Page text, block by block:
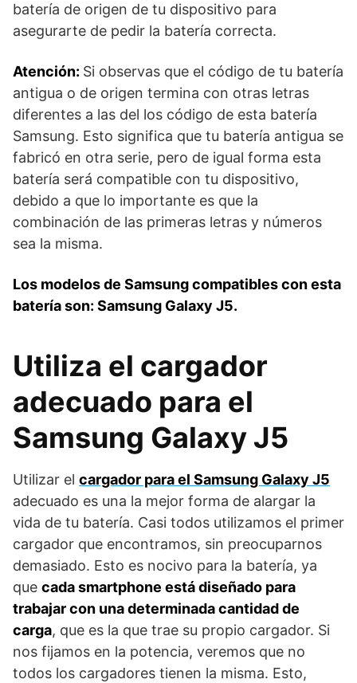
batería de origen de tu dispositivo para
asegurarte de pedir la batería correcta.
Atención: Si observas que el código de tu batería
antigua o de origen termina con otras letras
diferentes a las del los código de esta batería
Samsung. Esto significa que tu batería antigua se
fabricó en otra serie, pero de igual forma esta
batería será compatible con tu dispositivo,
debido a que lo importante es que la
combinación de las primeras letras y números
sea la misma.
Los modelos de Samsung compatibles con esta
batería son: Samsung Galaxy J5.
Utiliza el cargador
adecuado para el
Samsung Galaxy J5
Utilizar el cargador para el Samsung Galaxy J5
adecuado es una la mejor forma de alargar la
vida de tu batería. Casi todos utilizamos el primer
cargador que encontramos, sin preocuparnos
demasiado. Esto es nocivo para la batería, ya
que cada smartphone está diseñado para
trabajar con una determinada cantidad de
carga, que es la que trae su propio cargador. Si
nos fijamos en la potencia, veremos que no
todos los cargadores tienen la misma. Esto,